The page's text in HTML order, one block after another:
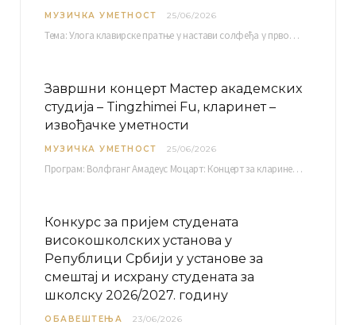
МУЗИЧКА УМЕТНОСТ 25/06/2026
Тема: Улога клавирске пратње у настави солфеђа у првом циклусу основне музичке школе Ментор…
Завршни концерт Мастер академских
студија – Tingzhimei Fu, кларинет –
извођачке уметности
МУЗИЧКА УМЕТНОСТ 25/06/2026
Програм: Волфганг Амадеус Моцарт: Концерт за кларинет и оркестар, А-дур Ментор Милош Мијатовић, редовни…
Конкурс за пријем студената
високошколских установа у
Републици Србији у установе за
смештај и исхрану студената за
школску 2026/2027. годину
ОБАВЕШТЕЊА 23/06/2026